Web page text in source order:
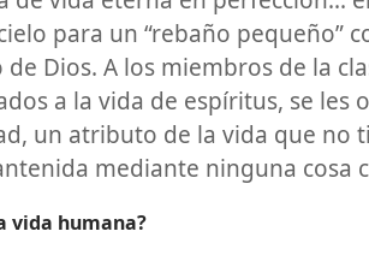
para un “rebaño pequeño”
Dios. A los miembros de la
a la vida de espíritus, se les
un atributo de la vida que no
mediante ninguna cosa
vida humana?